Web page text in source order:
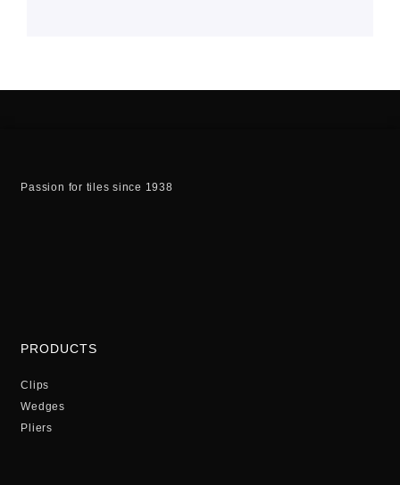
Passion for tiles since 1938
PRODUCTS
Clips
Wedges
Pliers